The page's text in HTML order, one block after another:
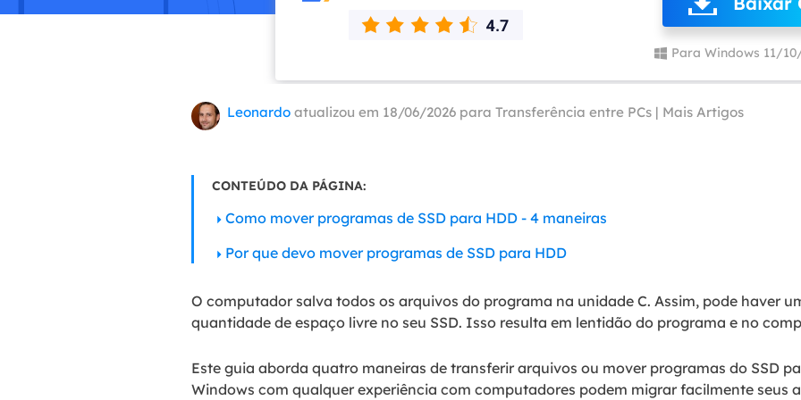
Recuperação de e-mail do Outlook
Tutorial
Recuperação
Implantação
Para Windows 11/
Leonardo atualizou em 18/06/2026 para Transferência entre PCs | Mais Artigos
CONTEÚDO DA PÁGINA:
Como mover programas de SSD para HDD - 4 maneiras
Por que devo mover programas de SSD para HDD
O computador salva todos os arquivos do programa na unidade C. Assim, pode haver
quantidade de espaço livre no seu SSD. Isso resulta em lentidão do programa e no
Este guia aborda quatro maneiras de transferir arquivos ou mover programas do SSD
Windows com qualquer experiência com computadores podem migrar facilmente seus